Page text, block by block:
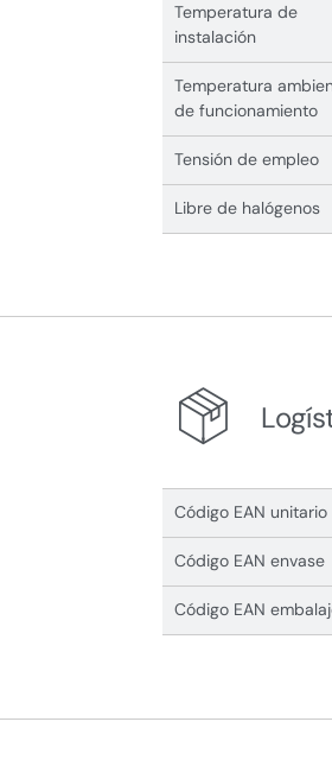
Temperatura de
instalación
Temperatura
de funcionamiento
Tensión de empleo
Libre de halógenos
Código EAN unitario
Código EAN envase
Código EAN